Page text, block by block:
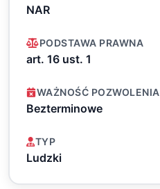
NAR
PODSTAWA PRAWNA
art. 16 ust. 1
WAŻNOŚĆ POZWOLENIA
Bezterminowe
TYP
Ludzki